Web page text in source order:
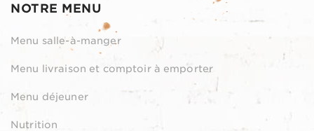
NOTRE MENU
Menu salle-à-manger
Menu livraison et comptoir à emporter
Menu déjeuner
Nutrition